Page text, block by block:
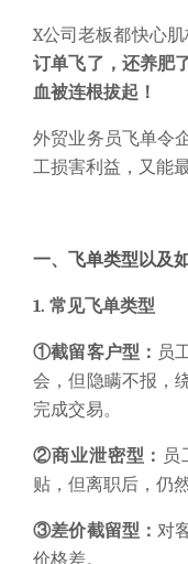
X公司老板都快心
订单飞了，还养肥
血被连根拔起！
外贸业务员飞单令
工损害利益，又能
一、飞单类型以及
1. 常见飞单类型
①截留客户型： 员
会，但隐瞒不报，
完成交易。
②商业泄密型： 员
贴，但离职后，仍
③差价截留型：对
价格差。